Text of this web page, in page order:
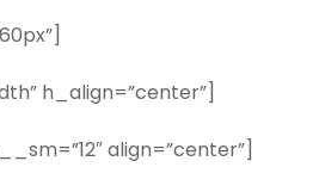
h_align=”center”]
align=”center”]